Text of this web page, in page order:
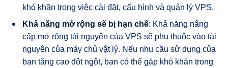
khó khăn trong việc cài đặt, cấu hình và quản lý VPS.
Khả năng mở rộng sẽ bị hạn chế: Khả năng nâng
cấp mở rộng tài nguyên của VPS sẽ phụ thuộc vào tài
nguyên của máy chủ vật lý. Nếu nhu cầu sử dụng của
bạn tăng cao đột ngột, bạn có thể gặp khó khăn trong